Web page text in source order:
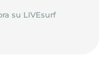
su LIVEsurf